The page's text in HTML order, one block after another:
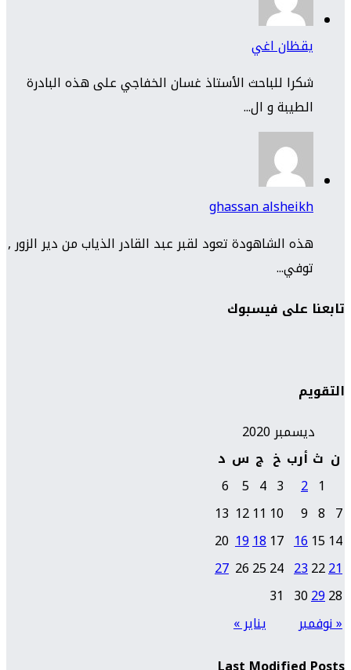
يقظان اغي
شكرا للباحث الأستاذ غسان الخفاجي على هذه البادرة
الطيبة و ال...
ghassan alsheikh
هذه الشاهودة تعود لقبر عبد القادر الذياب من دير الزور ,
توفي...
تابعنا على فيسبوك
التقويم
ديسمبر 2020
ن ث أرب خ ج س د
« نوفمبر يناير »
1
2
3
4
5
6
7
8
9
10
11
12
13
14
15
16
17
18
19
20
21
22
23
24
25
26
27
28
29
30
31